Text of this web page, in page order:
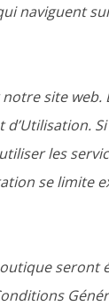
naviguent
site web.
Si
les
se limite
seront